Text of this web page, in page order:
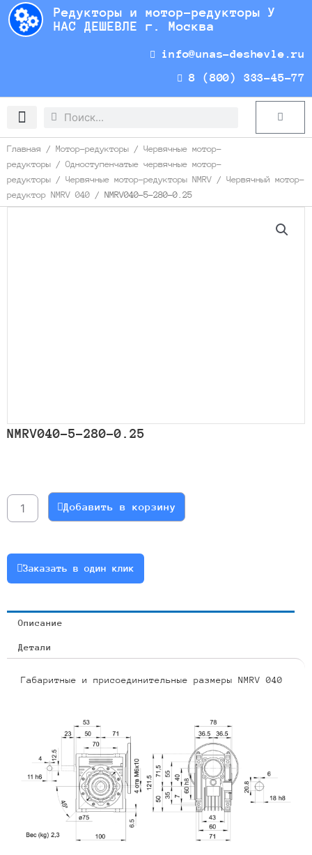
Перейти
содержимому
Редукторы и мотор-редукторы У
НАС ДЕШЕВЛЕ г. Москва
info@unas-deshevle.ru
8 (800) 333-45-77
Search
Search Cart
Главная / Мотор-редукторы / Червячные мотор-
редукторы / Одноступенчатые червячные мотор-
редукторы / Червячные мотор-редукторы NMRV / Червячный мотор-
редуктор NMRV 040 / NMRV040-5-280-0.25
NMRV040-5-280-0.25
NMRV040-
5-
Добавить в корзину
Заказать в один клик
Описание
Детали
Габаритные и присоединительные размеры NMRV 040